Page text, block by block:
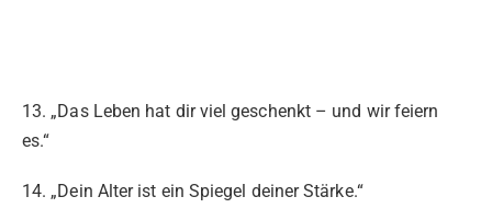
13. „Das Leben hat dir viel geschenkt – und wir feiern
es.“
14. „Dein Alter ist ein Spiegel deiner Stärke.“